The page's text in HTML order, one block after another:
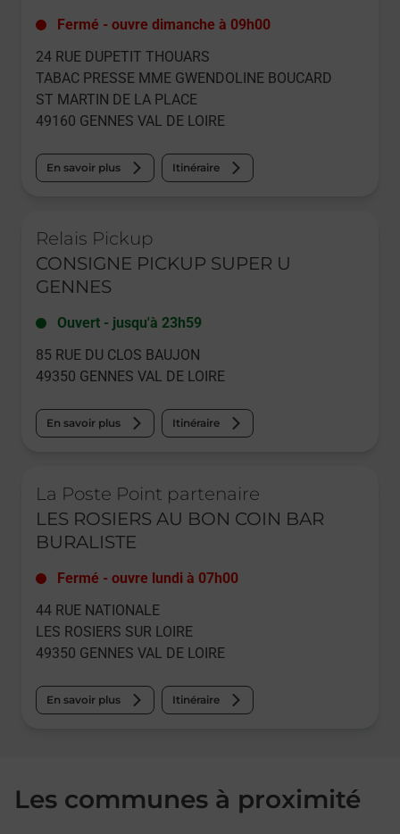
Fermé - ouvre dimanche à 09h00
24 RUE DUPETIT THOUARS
TABAC PRESSE MME GWENDOLINE BOUCARD
ST MARTIN DE LA PLACE
49160 GENNES VAL DE LOIRE
En savoir plus Itinéraire
Relais Pickup
CONSIGNE PICKUP SUPER U
GENNES
Ouvert - jusqu'à 23h59
85 RUE DU CLOS BAUJON
49350 GENNES VAL DE LOIRE
En savoir plus Itinéraire
La Poste Point partenaire
LES ROSIERS AU BON COIN BAR
BURALISTE
Fermé - ouvre lundi à 07h00
44 RUE NATIONALE
LES ROSIERS SUR LOIRE
49350 GENNES VAL DE LOIRE
En savoir plus Itinéraire
Les communes à proximité